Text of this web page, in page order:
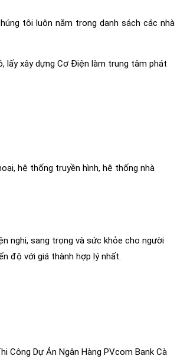
tôi luôn nằm trong danh sách các nhà
lấy xây dựng Cơ Điện làm trung tâm phát
hệ thống truyền hình, hệ thống nhà
nghi, sang trọng và sức khỏe cho người
độ với giá thành hợp lý nhất.
Công Dự Án Ngân Hàng PVcom Bank Cà